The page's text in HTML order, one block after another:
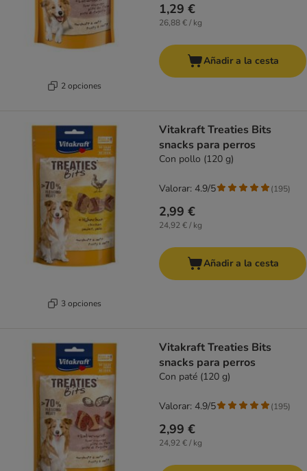
2 opciones
1,29 €
26,88 € / kg
Añadir a la cesta
3 opciones
Vitakraft Treaties Bits
snacks para perros
Con pollo (120 g)
2,99 €
24,92 € / kg
Valorar: 4.9/5 (195)
Añadir a la cesta
Vitakraft Treaties Bits
snacks para perros
Con paté (120 g)
2,99 €
24,92 € / kg
Valorar: 4.9/5 (195)